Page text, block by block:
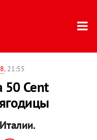
, 21:55
Cent